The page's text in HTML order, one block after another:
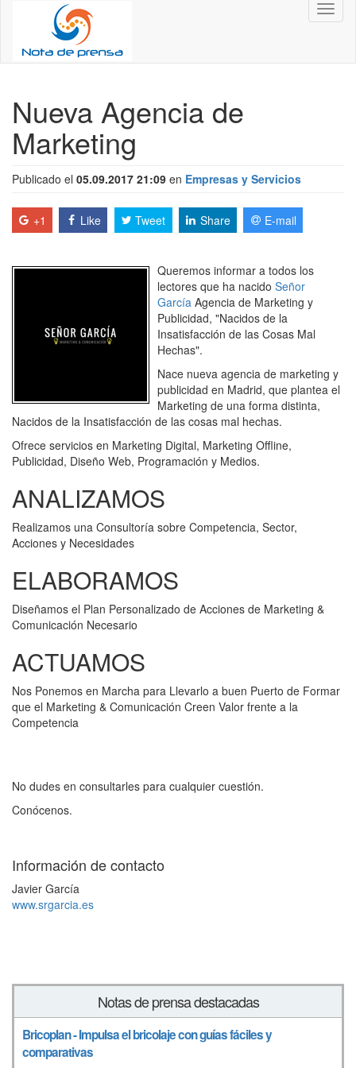
Nueva Agencia de
Marketing
Publicado el 05.09.2017 21:09 en Empresas y Servicios
+1 Like Tweet Share E-mail
Queremos informar a todos los
lectores que ha nacido Señor
García Agencia de Marketing y
Publicidad, "Nacidos de la
Insatisfacción de las Cosas Mal
Hechas".
Nace nueva agencia de marketing y
publicidad en Madrid, que plantea el
Marketing de una forma distinta,
Nacidos de la Insatisfacción de las cosas mal hechas.
Ofrece servicios en Marketing Digital, Marketing Offline,
Publicidad, Diseño Web, Programación y Medios.
ANALIZAMOS
Realizamos una Consultoría sobre Competencia, Sector,
Acciones y Necesidades
ELABORAMOS
Diseñamos el Plan Personalizado de Acciones de Marketing &
Comunicación Necesario
ACTUAMOS
Nos Ponemos en Marcha para Llevarlo a buen Puerto de Formar
que el Marketing & Comunicación Creen Valor frente a la
Competencia
No dudes en consultarles para cualquier cuestión.
Conócenos.
Información de contacto
Javier García
www.srgarcia.es
Notas de prensa destacadas
Bricoplan - Impulsa el bricolaje con guías fáciles y
comparativas